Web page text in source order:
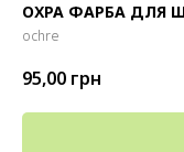
ОХРА ФАРБА ДЛЯ
ochre
95,00 грн